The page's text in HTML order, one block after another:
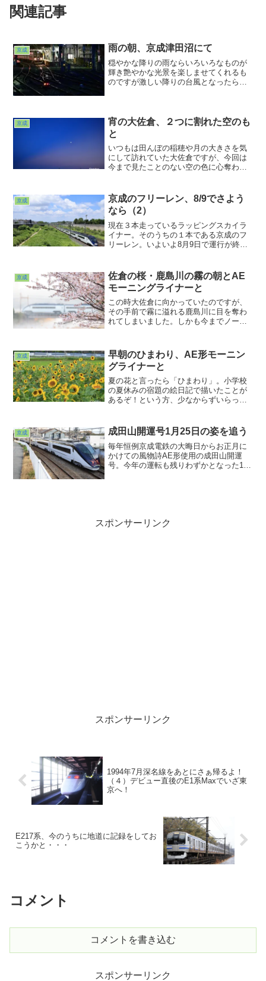
関連記事
京成 雨の朝、京成津田沼にて
穏やかな降りの雨ならいろいろなものが
輝き艶やかな光景を楽しませてくれるも
のですが激しい降りの台風となったら話
少ないことに気づきました...
京成
宵の大佐倉、２つに割れた空のも
と
いつもは田んぼの稲穂や月の大きさを気
にして訪れていた大佐倉ですが、今回は
今まで見たことのない空の色に心奪われ
なる？考える間もなく次々とやってくる
電車。もうひたすらシャッター切るしか
ありませんでした。やっぱり気になる。
こいつは調べてみねば_φ(･_･
京成
京成のフリーレン、8/9でさよう
なら（2）
現在３本走っているラッピングスカイラ
イナー。そのうちの１本である京成のフ
リーレン。いよいよ8月9日で運行が終了
の日は今まで撮ってるようで撮っていな
かった場所での写真を。
京成
佐倉の桜・鹿島川の霧の朝とAE
モーニングライナーと
この時大佐倉に向かっていたのですが、
その手前で霧に溢れる鹿島川に目を奪わ
れてしまいました。しかも今までノーマ
時間と重なったので、今回のような写真
が出来上がりました。何度通ってても見
落としがあるなあ。春から新発見。これ
は幸先が良いのでは？？？w
京成
早朝のひまわり、AE形モーニン
グライナーと
夏の花と言ったら「ひまわり」。小学校
の夏休みの宿題の絵日記で描いたことが
あるぞ！という方、少なからずいらっし
ふるさと広場に行ってみました。季節に
よっていろいろな花を見せてくれるこの
広場。
京成 成田山開運号1月25日の姿を追う
毎年恒例京成電鉄の大晦日からお正月に
かけての風物詩AE形使用の成田山開運
号。今年の運転も残りわずかとなった1月
スポンサーリンク
スポンサーリンク
1994年7月深名線をあとにさぁ帰るよ！
（４）デビュー直後のE1系Maxでいざ東
京へ！
E217系、今のうちに地道に記録をしてお
こうかと・・・
コメント
コメントを書き込む
スポンサーリンク